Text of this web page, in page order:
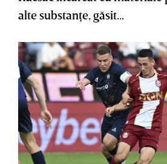
alte substanţe, găsit...